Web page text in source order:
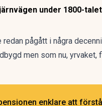
under 1800-
pågått i några
men som nu,
enklare att